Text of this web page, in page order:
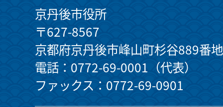
京丹後市役所
〒627-8567
京都府京丹後市峰山町杉谷889番地
電話：0772-69-0001（代表）
ファックス：0772-69-0901